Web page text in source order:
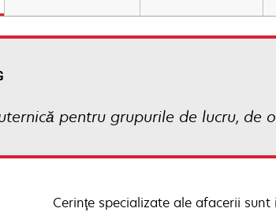
pentru grupurile de lucru, de
Cerinţe specializate ale afacerii